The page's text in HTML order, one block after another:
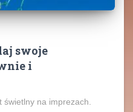
swoje
i
świetlny na imprezach.